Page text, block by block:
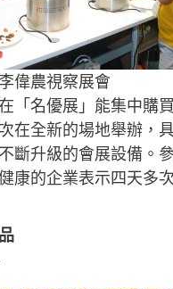
偉農視察展會
「名優展」能集中購
在全新的場地舉辦，
斷升級的會展設備。
康的企業表示四天多